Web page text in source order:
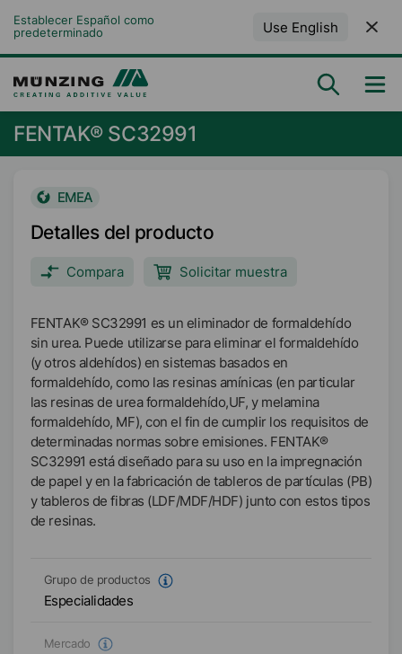
Establecer Español como
predeterminado
Use English
FENTAK® SC32991
EMEA
Detalles del producto
Compara Solicitar muestra
FENTAK® SC32991 es un eliminador de formaldehído
sin urea. Puede utilizarse para eliminar el formaldehído
(y otros aldehídos) en sistemas basados en
formaldehído, como las resinas amínicas (en particular
las resinas de urea formaldehído,UF, y melamina
formaldehído, MF), con el fin de cumplir los requisitos de
determinadas normas sobre emisiones. FENTAK®
SC32991 está diseñado para su uso en la impregnación
de papel y en la fabricación de tableros de partículas (PB)
y tableros de fibras (LDF/MDF/HDF) junto con estos tipos
de resinas.
Grupo de productos
Especialidades
Mercado